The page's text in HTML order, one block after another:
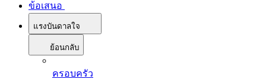
ข้อเสนอ
แรงบันดาลใจ
ย้อนกลับ
ครอบครัว